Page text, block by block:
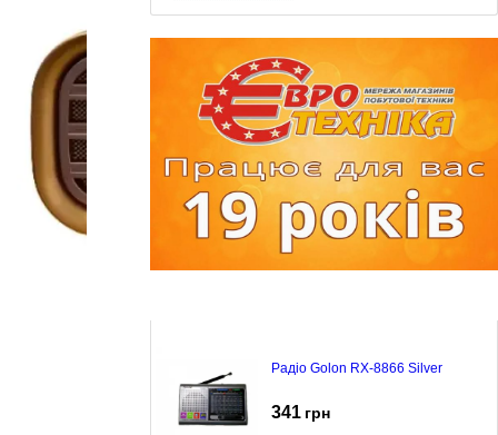
Радіо Golon RX-8866 Silver
341 грн